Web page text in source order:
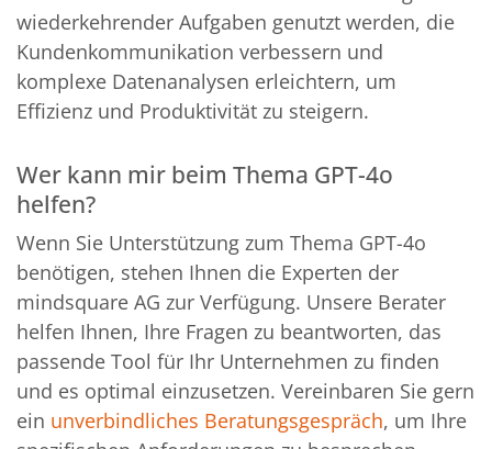
wiederkehrender Aufgaben genutzt werden, die
Kundenkommunikation verbessern und
komplexe Datenanalysen erleichtern, um
Effizienz und Produktivität zu steigern.
Wer kann mir beim Thema GPT-4o
helfen?
Wenn Sie Unterstützung zum Thema GPT-4o
benötigen, stehen Ihnen die Experten der
mindsquare AG zur Verfügung. Unsere Berater
helfen Ihnen, Ihre Fragen zu beantworten, das
passende Tool für Ihr Unternehmen zu finden
und es optimal einzusetzen. Vereinbaren Sie gern
ein unverbindliches Beratungsgespräch, um Ihre